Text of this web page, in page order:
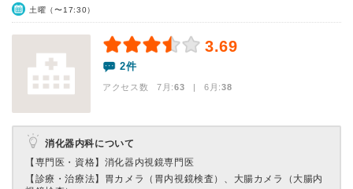
土曜（〜17:30）
3.69
2件
アクセス数 7月:63 | 6月:38
消化器内科について
【専門医・資格】 消化器内視鏡専門医
【診療・治療法】 胃カメラ（胃内視鏡検査）、大腸カメラ（大腸内